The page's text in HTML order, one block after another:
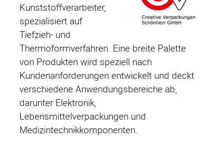
Kunststoffverarbeiter,
spezialisiert auf
Tiefzieh- und
Thermoformverfahren. Eine breite Palette
von Produkten wird speziell nach
Kundenanforderungen entwickelt und deckt
verschiedene Anwendungsbereiche ab,
darunter Elektronik,
Lebensmittelverpackungen und
Medizintechnikkomponenten.